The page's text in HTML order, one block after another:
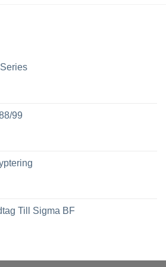
99
Till Sigma BF